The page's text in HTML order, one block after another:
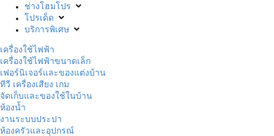
ช่างโฮมโปร
โปรเด็ด
บริการพิเศษ
เครื่องใช้ไฟฟ้า
เครื่องใช้ไฟฟ้าขนาดเล็ก
เฟอร์นิเจอร์และของแต่งบ้าน
ทีวี เครื่องเสียง เกม
จัดเก็บและของใช้ในบ้าน
ห้องน้ำ
งานระบบประปา
ห้องครัวและอุปกรณ์